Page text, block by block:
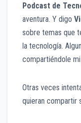
Podcast de
aventura. Y digo
sobre temas que
la tecnología.
compartiéndole
Otras veces
quieran compartir